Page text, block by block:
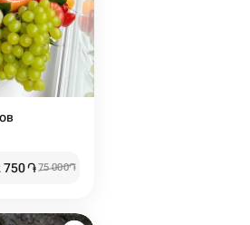
750֏75 000֏